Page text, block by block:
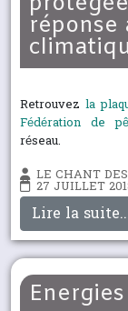
réponse
Retrouvez la
Fédération de
réseau.
LE CHANT
27 JUILLET
Lire la
Energies